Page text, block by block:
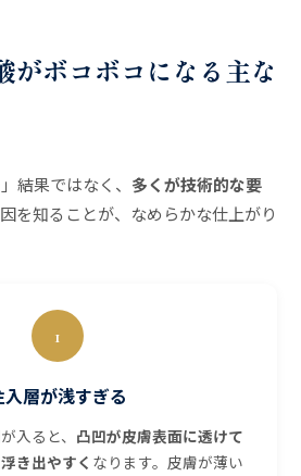
がボコボコになる主な
結果ではなく、 多くが技術的な要
を知ることが、なめらかな仕上がり
1
入層が浅すぎる
入ると、 凸凹が皮膚表面に透けて
き出やすく なります。皮膚が薄い